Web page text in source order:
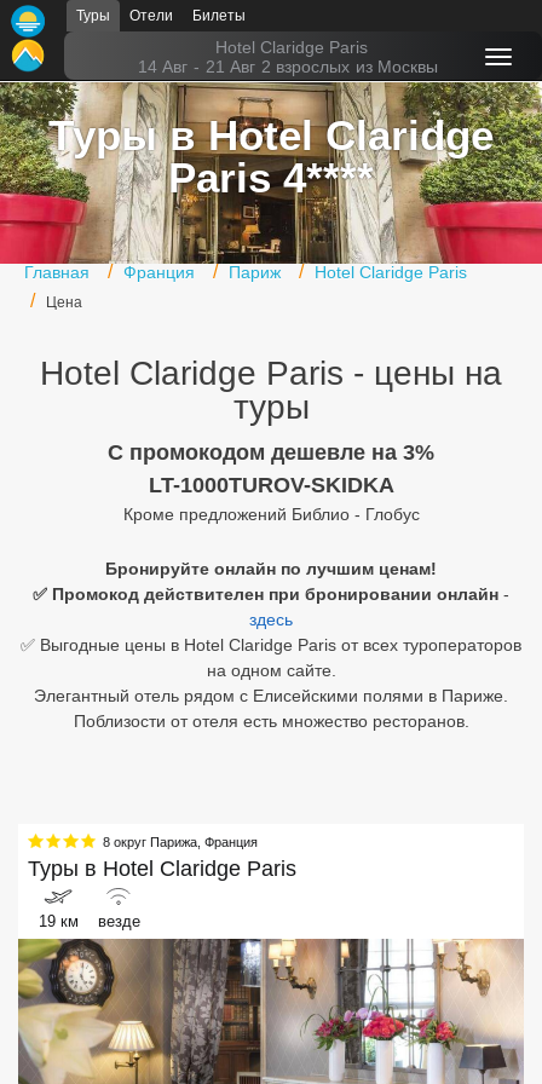
Туры Отели Билеты
Hotel Claridge Paris
14 Авг - 21 Авг 2 взрослых из Москвы
Туры в Hotel Claridge
Paris 4****
Главная Франция Париж Hotel Claridge Paris
Цена
Hotel Claridge Paris - цены на
туры
C промокодом дешевле на 3%
LT-1000TUROV-SKIDKA
Кроме предложений Библио - Глобус
Бронируйте онлайн по лучшим ценам!
✅ Промокод действителен при бронировании онлайн -
здесь
✅ Выгодные цены в Hotel Claridge Paris от всех туроператоров
на одном сайте.
Элегантный отель рядом с Елисейскими полями в Париже.
Поблизости от отеля есть множество ресторанов.
8 округ Парижа Франция
Туры в Hotel Claridge Paris
19 км везде
Главная
Горящие туры
Туры в Турцию
Туры в Египет
Туры в ОАЭ
Офис г. Москва
Египет
Куба
Бали
Северный Гоа
Южный Гоа
Занзибар
Абхазия
Большой Сочи